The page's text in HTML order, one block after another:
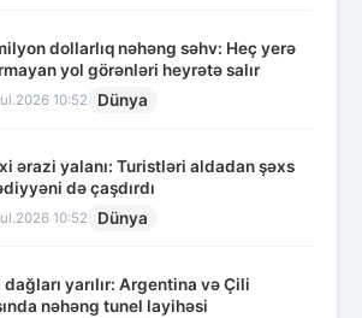
dollarlıq nəhəng səhv: Heç yerə
yol görənləri heyrətə salır
10:52 Dünya
ərazi yalanı: Turistləri aldadan şəxs
də çaşdırdı
10:52 Dünya
dağları yarılır: Argentina və Çili
nəhəng tunel layihəsi